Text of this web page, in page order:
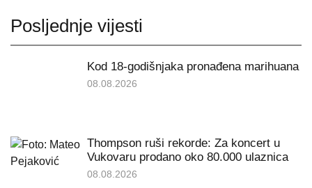
Posljednje vijesti
Kod 18-godišnjaka pronađena marihuana
08.08.2026
Thompson ruši rekorde: Za koncert u
Vukovaru prodano oko 80.000 ulaznica
08.08.2026